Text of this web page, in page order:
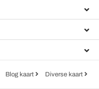
Blog kaart Diverse kaart